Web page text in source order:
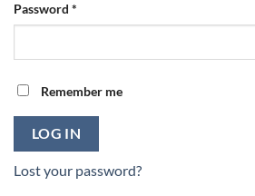
Password *
Remember me
LOG IN
Lost your password?